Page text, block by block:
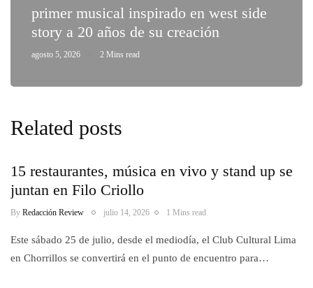
primer musical inspirado en west side
story a 20 años de su creación
agosto 5, 2026 2 Mins read
Related posts
15 restaurantes, música en vivo y stand up se
juntan en Filo Criollo
By Redacción Review julio 14, 2026 1 Mins read
Este sábado 25 de julio, desde el mediodía, el Club Cultural Lima
en Chorrillos se convertirá en el punto de encuentro para…